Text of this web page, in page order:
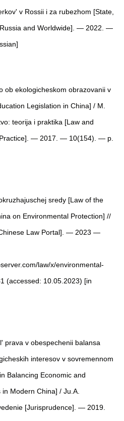
v Rossii i za rubezhom [State,
and Worldwide]. — 2022. —
ob ekologicheskom obrazovanii v
Legislation in China] / M.
teorija i praktika [Law and
— 2017. — 10(154). — p.
sredy [Law of the
on Environmental Protection] //
Law Portal]. — 2023 —
law/x/environmental-
(accessed: 10.05.2023) [in
prava v obespechenii balansa
interesov v sovremennom
Balancing Economic and
Modern China] / Ju.A.
[Jurisprudence]. — 2019.